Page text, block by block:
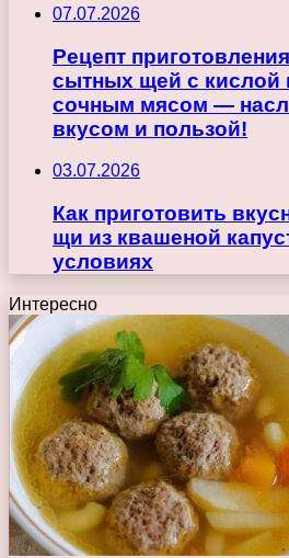
07.07.2026
Рецепт
сытных щей с кислой
сочным мясом —
вкусом и пользой!
03.07.2026
Как приготовить
щи из квашеной
условиях
Интересно